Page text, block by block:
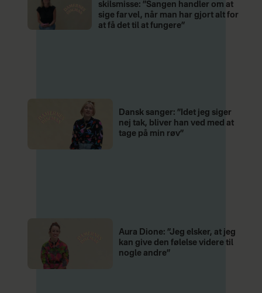
skilsmisse: ”Sangen handler om at
sige farvel, når man har gjort alt for
at få det til at fungere”
Dansk sanger: ”Idet jeg siger
nej tak, bliver han ved med at
tage på min røv”
Aura Dione: ”Jeg elsker, at jeg
kan give den følelse videre til
nogle andre”